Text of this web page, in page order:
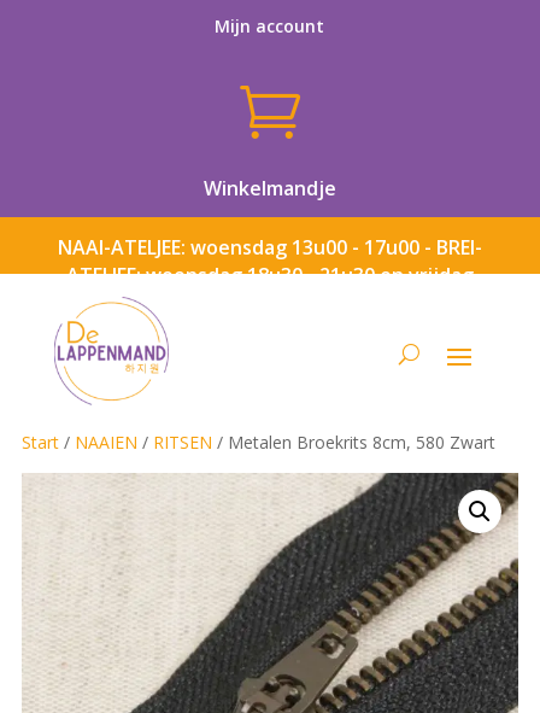
Mijn account

Winkelmandje
NAAI-ATELJEE: woensdag 13u00 - 17u00 - BREI-
ATELJEE: woensdag 18u30 - 21u30 en vrijdag
Start/ NAAIEN / RITSEN / Metalen Broekrits 8cm, 580 Zwart